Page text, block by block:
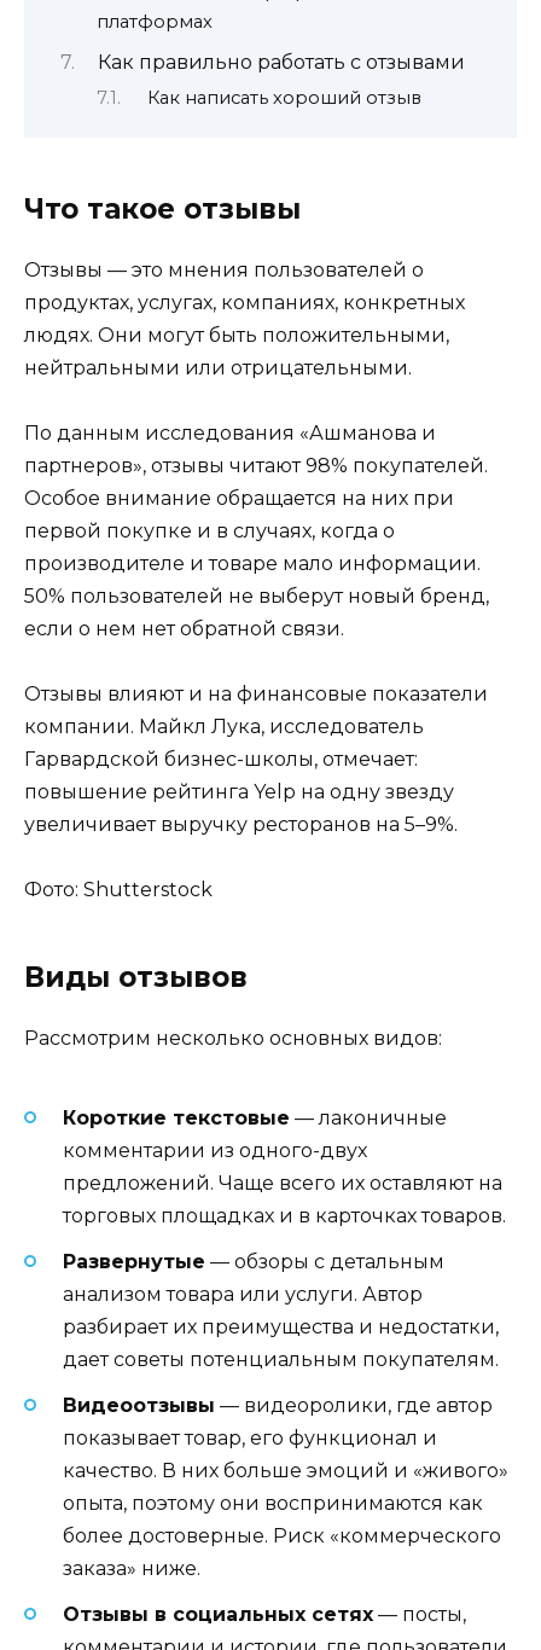
платформах
Как правильно работать с отзывами
Как написать хороший отзыв
Что такое отзывы
Отзывы — это мнения пользователей о
продуктах, услугах, компаниях, конкретных
людях. Они могут быть положительными,
нейтральными или отрицательными.
По данным исследования «Ашманова и
партнеров», отзывы читают 98% покупателей.
Особое внимание обращается на них при
первой покупке и в случаях, когда о
производителе и товаре мало информации.
50% пользователей не выберут новый бренд,
если о нем нет обратной связи.
Отзывы влияют и на финансовые показатели
компании. Майкл Лука, исследователь
Гарвардской бизнес-школы, отмечает:
повышение рейтинга Yelp на одну звезду
увеличивает выручку ресторанов на 5–9%.
Фото: Shutterstock
Виды отзывов
Рассмотрим несколько основных видов:
Короткие текстовые — лаконичные
комментарии из одного-двух
предложений. Чаще всего их оставляют на
торговых площадках и в карточках товаров.
Развернутые — обзоры с детальным
анализом товара или услуги. Автор
разбирает их преимущества и недостатки,
дает советы потенциальным покупателям.
Видеоотзывы — видеоролики, где автор
показывает товар, его функционал и
качество. В них больше эмоций и «живого»
опыта, поэтому они воспринимаются как
более достоверные. Риск «коммерческого
заказа» ниже.
Отзывы в социальных сетях — посты,